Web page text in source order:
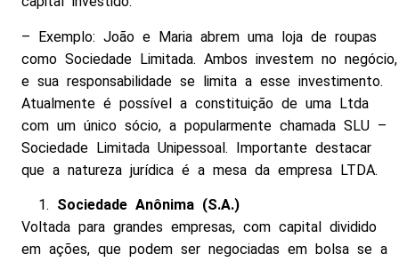
– Exemplo: João e Maria abrem uma loja de roupas
como Sociedade Limitada. Ambos investem no negócio,
e sua responsabilidade se limita a esse investimento.
Atualmente é possível a constituição de uma Ltda
com um único sócio, a popularmente chamada SLU –
Sociedade Limitada Unipessoal. Importante destacar
que a natureza jurídica é a mesa da empresa LTDA.
Sociedade Anônima (S.A.)
Voltada para grandes empresas, com capital dividido
em ações, que podem ser negociadas em bolsa se a